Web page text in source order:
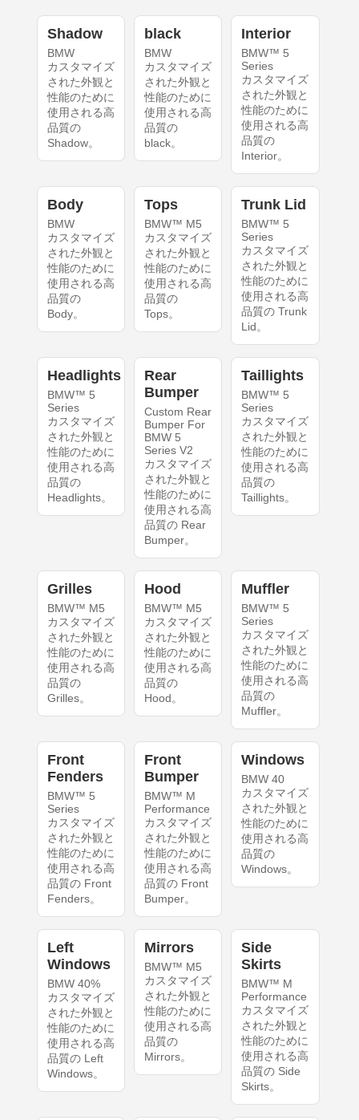
Shadow
BMW
カスタマイズ
された外観と
性能のために
使用される高
品質の
Shadow。
black
BMW
カスタマイズ
された外観と
性能のために
使用される高
品質の
black。
Interior
BMW™ 5
Series
カスタマイズ
された外観と
性能のために
使用される高
品質の
Interior。
Body
BMW
カスタマイズ
された外観と
性能のために
使用される高
品質の
Body。
Tops
BMW™ M5
カスタマイズ
された外観と
性能のために
使用される高
品質の
Tops。
Trunk Lid
BMW™ 5
Series
カスタマイズ
された外観と
性能のために
使用される高
品質の Trunk
Lid。
Headlights
BMW™ 5
Series
カスタマイズ
された外観と
性能のために
使用される高
品質の
Headlights。
Rear
Bumper
Custom Rear
Bumper For
BMW 5
Series V2
カスタマイズ
された外観と
性能のために
使用される高
品質の Rear
Bumper。
Taillights
BMW™ 5
Series
カスタマイズ
された外観と
性能のために
使用される高
品質の
Taillights。
Grilles
BMW™ M5
カスタマイズ
された外観と
性能のために
使用される高
品質の
Grilles。
Hood
BMW™ M5
カスタマイズ
された外観と
性能のために
使用される高
品質の
Hood。
Muffler
BMW™ 5
Series
カスタマイズ
された外観と
性能のために
使用される高
品質の
Muffler。
Front
Fenders
BMW™ 5
Series
カスタマイズ
された外観と
性能のために
使用される高
品質の Front
Fenders。
Front
Bumper
BMW™ M
Performance
カスタマイズ
された外観と
性能のために
使用される高
品質の Front
Bumper。
Windows
BMW 40
カスタマイズ
された外観と
性能のために
使用される高
品質の
Windows。
Left
Windows
BMW 40%
カスタマイズ
された外観と
性能のために
使用される高
品質の Left
Windows。
Mirrors
BMW™ M5
カスタマイズ
された外観と
性能のために
使用される高
品質の
Mirrors。
Side
Skirts
BMW™ M
Performance
カスタマイズ
された外観と
性能のために
使用される高
品質の Side
Skirts。